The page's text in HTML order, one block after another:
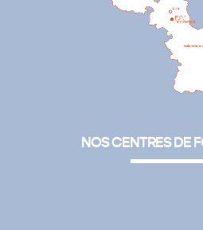
NOS CENTRES DE